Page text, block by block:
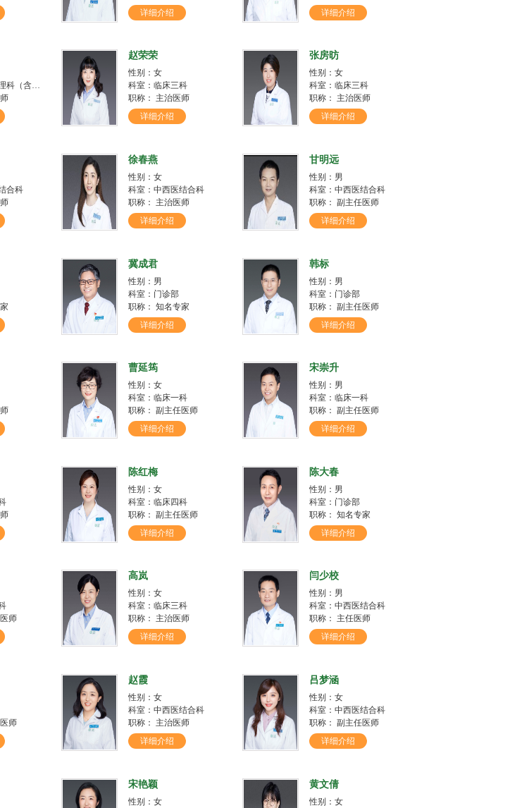
详细介绍
详细介绍
科室：临床心理科（含儿童少年病房）
赵荣荣
性别：女
科室：临床三科
职称： 主治医师
详细介绍
张房昉
性别：女
科室：临床三科
职称： 主治医师
详细介绍
合科
徐春燕
性别：女
科室：中西医结合科
职称： 主治医师
详细介绍
甘明远
性别：男
科室：中西医结合科
职称： 副主任医师
详细介绍
冀成君
性别：男
科室：门诊部
职称： 知名专家
详细介绍
韩标
性别：男
科室：门诊部
职称： 副主任医师
详细介绍
曹延筠
性别：女
科室：临床一科
职称： 副主任医师
详细介绍
宋崇升
性别：男
科室：临床一科
职称： 副主任医师
详细介绍
陈红梅
性别：女
科室：临床四科
职称： 副主任医师
详细介绍
陈大春
性别：男
科室：门诊部
职称： 知名专家
详细介绍
师
高岚
性别：女
科室：临床三科
职称： 主治医师
详细介绍
闫少校
性别：男
科室：中西医结合科
职称： 主任医师
详细介绍
师
赵霞
性别：女
科室：中西医结合科
职称： 主治医师
详细介绍
吕梦涵
性别：女
科室：中西医结合科
职称： 副主任医师
详细介绍
宋艳颖
性别：女
黄文倩
性别：女